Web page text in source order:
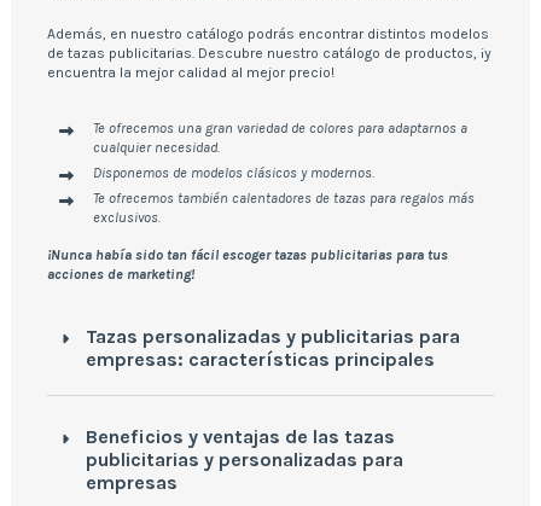
Además, en nuestro catálogo podrás encontrar distintos modelos
de tazas publicitarias. Descubre nuestro catálogo de productos, ¡y
encuentra la mejor calidad al mejor precio!
Te ofrecemos una gran variedad de colores para adaptarnos a
cualquier necesidad.
Disponemos de modelos clásicos y modernos.
Te ofrecemos también calentadores de tazas para regalos más
exclusivos.
¡Nunca había sido tan fácil escoger tazas publicitarias para tus
acciones de marketing!
Tazas personalizadas y publicitarias para
empresas: características principales
Beneficios y ventajas de las tazas
publicitarias y personalizadas para
empresas